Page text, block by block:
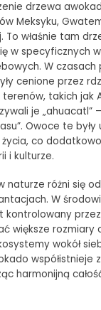
drzewa
Meksyku,
To właśnie tam
w specyficznych
W czasach
cenione przez
takich jak
je „ahuacatl”
Owoce te
życia, co
i kulturze.
naturze różni się
W
kontrolowany przez
większe rozmiary
wokół
współistnieje
harmonijną